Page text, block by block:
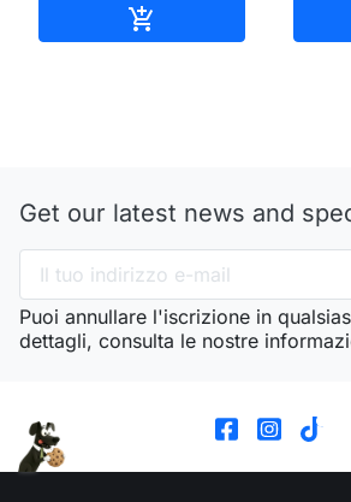

Get our latest news and
Puoi annullare l'iscrizione in
dettagli, consulta le nostre